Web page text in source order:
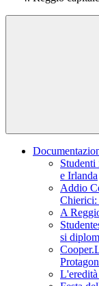
Studenti
e Irlanda
Addio
Chierici:
A
si